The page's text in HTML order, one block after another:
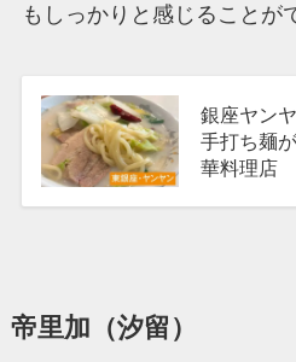
もしっかりと感じることが
銀座ヤン
手打ち麺
華料理店
帝里加（汐留）